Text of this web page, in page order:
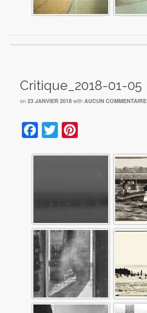
Critique_2018-01-05
on 23 JANVIER 2018 with AUCUN COMMENTAIRE
Facebook
Twitter